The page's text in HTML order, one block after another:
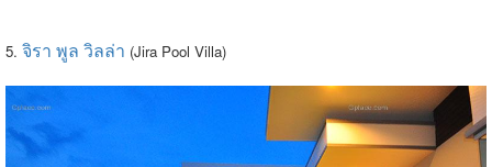
5. จิรา พูล วิลล่า (Jira Pool Villa)